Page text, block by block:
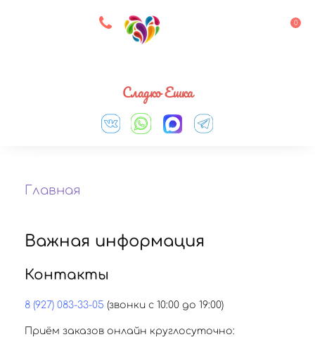
8 927 083 33 05 0
Сладко Ешка
Главная
Важная информация
Контакты
8 (927) 083-33-05 (звонки с 10:00 до 19:00)
Приём заказов онлайн круглосуточно: